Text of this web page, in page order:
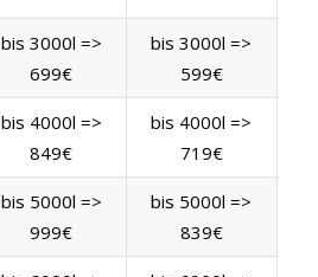
bis 3000l =>
699€
bis 3000l =>
599€
bis 4000l =>
849€
bis 4000l =>
719€
bis 5000l =>
999€
bis 5000l =>
839€